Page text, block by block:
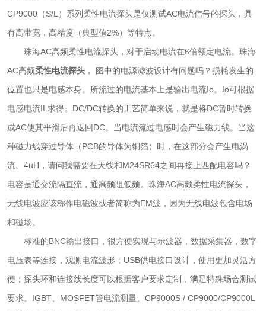
CP9000（S/L）系列柔性电流探头是仅测试AC电流信号的探头，具
有高带宽，高精度（典型值2%）等特点。
珠海AC高频柔性电流探头，对于启动电流在6倍额定电流。珠海
AC高频柔性电流探头 ， 图中的电源滤波设计有问题吗？损耗发生的
位置也只是电感本身。所流过的电流基本上是输出电流Io。Io可根据
电感电流IL求得。DC/DC转换的工艺简单来说，就是将DC暂时转换
成AC使其平滑后再返回DC。当电流流过电感时会产生磁力线。当这
种磁力线穿过导体（PCB的导体为铜箔）时，在这部分会产生电涡
流。4uH，请问我需要在天线和M24SR64之间再接上匹配电容吗？
电容是通交流隔直流，通高频阻低频。珠海AC高频柔性电流探头，
无线电波应该称作电磁波或者简称为EM波，因为无线电波包含电场
和磁场。
标准的BNC输出接口，很方便实现与示波器，数据采集器，数字
电压表等连接，观测电流波形；USB供电接口设计，使用更加灵活方
便；探头环和连接线长度可以根据客户要求定制，满足特殊场合测试
要求。IGBT、MOSFET管电流测量、CP9000S / CP9000/CP9000L